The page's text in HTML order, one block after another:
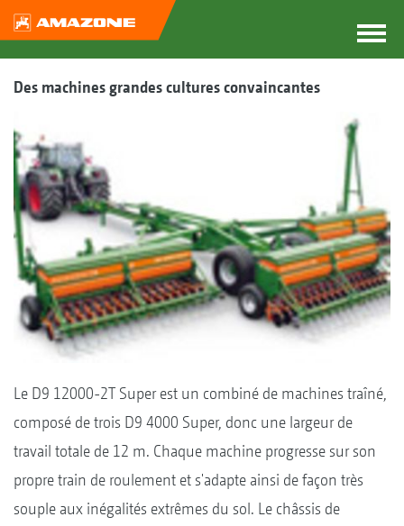
Des machines grandes cultures convaincantes
Le D9 12000-2T Super est un combiné de machines traîné,
composé de trois D9 4000 Super, donc une largeur de
travail totale de 12 m. Chaque machine progresse sur son
propre train de roulement et s'adapte ainsi de façon très
souple aux inégalités extrêmes du sol. Le châssis de